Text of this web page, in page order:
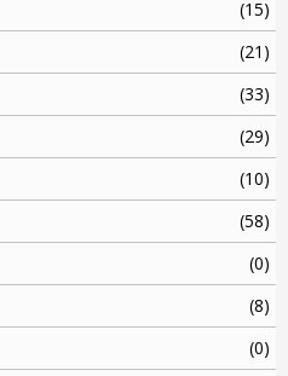
(15)
(21)
(33)
(29)
(10)
(58)
(0)
(8)
(0)